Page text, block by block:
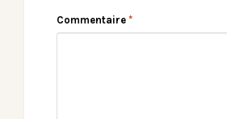
Commentaire *